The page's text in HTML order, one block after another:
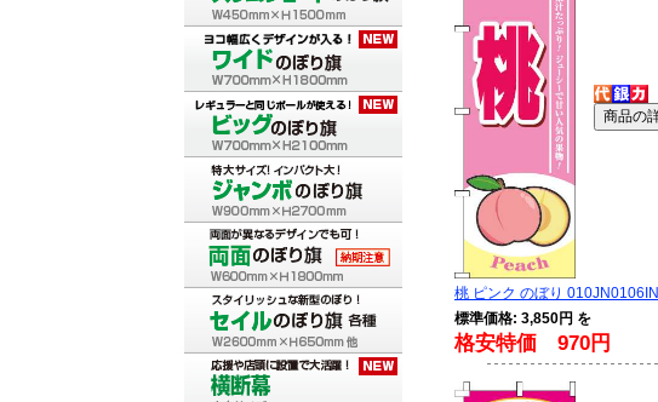
桃 ピンク のぼり 010JN0106IN
標準価格: 3,850円 を
格安特価 970円